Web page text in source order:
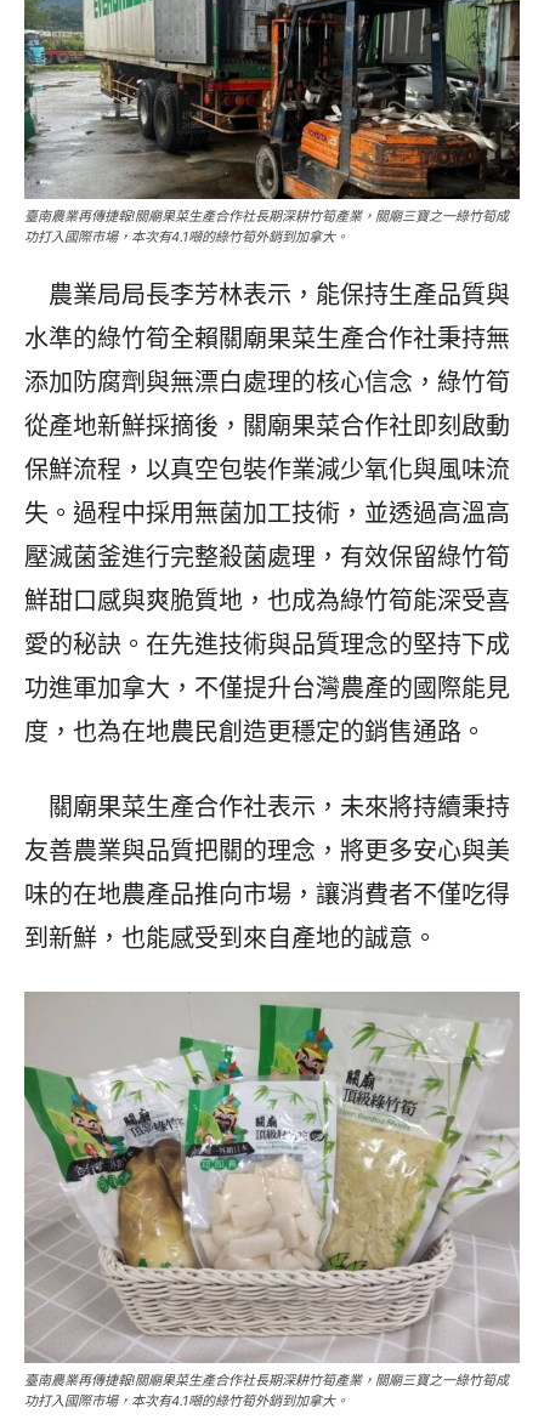
臺南農業再傳捷報!關廟果菜生產合作社長期深耕竹筍產業，關廟三寶之一綠竹筍成
功打入國際市場，本次有4.1噸的綠竹筍外銷到加拿大。
農業局局長李芳林表示，能保持生產品質與
水準的綠竹筍全賴關廟果菜生產合作社秉持無
添加防腐劑與無漂白處理的核心信念，綠竹筍
從產地新鮮採摘後，關廟果菜合作社即刻啟動
保鮮流程，以真空包裝作業減少氧化與風味流
失。過程中採用無菌加工技術，並透過高溫高
壓滅菌釜進行完整殺菌處理，有效保留綠竹筍
鮮甜口感與爽脆質地，也成為綠竹筍能深受喜
愛的秘訣。在先進技術與品質理念的堅持下成
功進軍加拿大，不僅提升台灣農產的國際能見
度，也為在地農民創造更穩定的銷售通路。
關廟果菜生產合作社表示，未來將持續秉持
友善農業與品質把關的理念，將更多安心與美
味的在地農產品推向市場，讓消費者不僅吃得
到新鮮，也能感受到來自產地的誠意。
臺南農業再傳捷報!關廟果菜生產合作社長期深耕竹筍產業，關廟三寶之一綠竹筍成
功打入國際市場，本次有4.1噸的綠竹筍外銷到加拿大。